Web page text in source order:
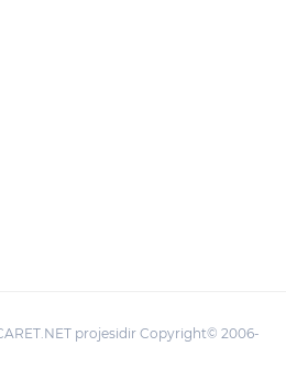
projesidir Copyright© 2006-